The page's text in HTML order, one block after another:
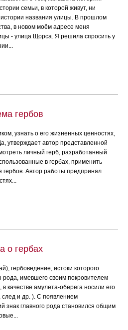
семьи, в которой живут, ни
названия улицы. В прошлом
в новом моём адресе меня
- улица Щорса. Я решила спросить у
гербов
узнать о его жизненных ценностях,
утверждает автор представленной
личный герб, разработанный
в гербах, применить
гербов. Автор работы предпринял
о гербах
гербоведение, истоки которого
имевшего своим покровителем
качестве амулета-оберега носили его
след и др. ). С появлением
знак главного рода становился общим